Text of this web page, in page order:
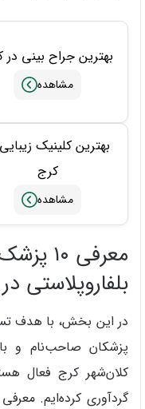
بهترین جراح بینی در
بهترین کلینیک
کرج
معرفی
بلفاروپلاستی
در این بخش، با هدف
پزشکان صاحب‌نام و
کلان‌شهر کرج فعال
گردآوری کرده‌ایم.